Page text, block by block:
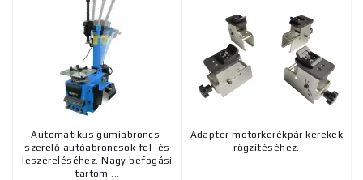
Automatikus gumiabroncs-
szerelő autóabroncsok fel- és
leszereléséhez. Nagy befogási
tartom ...
Adapter motorkerékpár kerekek
rögzítéséhez.